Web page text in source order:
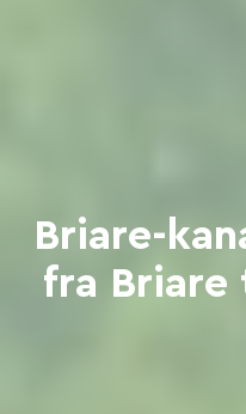
Briare-
fra Briare